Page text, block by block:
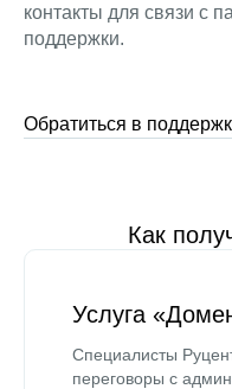
контакты для связи с
поддержки.
Обратиться в
Как
Услуга
Специалисты
переговоры с